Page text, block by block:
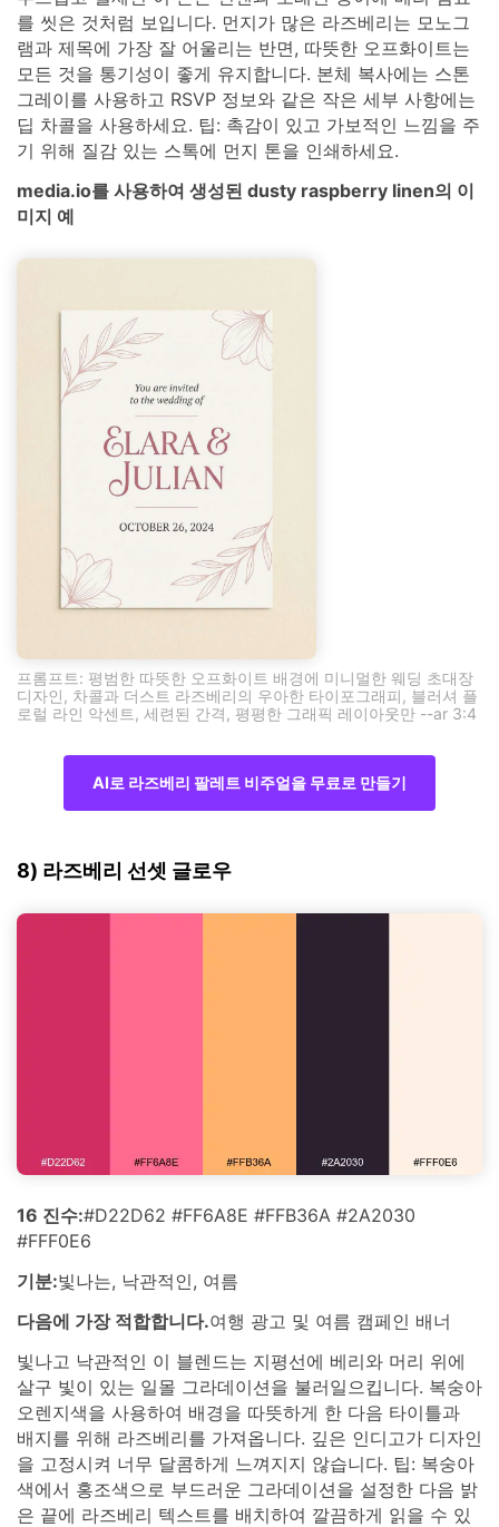
를 씻은 것처럼 보입니다. 먼지가 많은 라즈베리는 모노그
램과 제목에 가장 잘 어울리는 반면, 따뜻한 오프화이트는
모든 것을 통기성이 좋게 유지합니다. 본체 복사에는 스톤
그레이를 사용하고 RSVP 정보와 같은 작은 세부 사항에는
딥 차콜을 사용하세요. 팁: 촉감이 있고 가보적인 느낌을 주
기 위해 질감 있는 스톡에 먼지 톤을 인쇄하세요.
media.io를 사용하여 생성된 dusty raspberry linen의 이
미지 예
프롬프트: 평범한 따뜻한 오프화이트 배경에 미니멀한 웨딩 초대장
디자인, 차콜과 더스트 라즈베리의 우아한 타이포그래피, 블러셔 플
로럴 라인 악센트, 세련된 간격, 평평한 그래픽 레이아웃만 --ar 3:4
AI로 라즈베리 팔레트 비주얼을 무료로 만들기
8) 라즈베리 선셋 글로우
16 진수:#D22D62 #FF6A8E #FFB36A #2A2030
#FFF0E6
기분:빛나는, 낙관적인, 여름
다음에 가장 적합합니다.여행 광고 및 여름 캠페인 배너
빛나고 낙관적인 이 블렌드는 지평선에 베리와 머리 위에
살구 빛이 있는 일몰 그라데이션을 불러일으킵니다. 복숭아
오렌지색을 사용하여 배경을 따뜻하게 한 다음 타이틀과
배지를 위해 라즈베리를 가져옵니다. 깊은 인디고가 디자인
을 고정시켜 너무 달콤하게 느껴지지 않습니다. 팁: 복숭아
색에서 홍조색으로 부드러운 그라데이션을 설정한 다음 밝
은 끝에 라즈베리 텍스트를 배치하여 깔끔하게 읽을 수 있